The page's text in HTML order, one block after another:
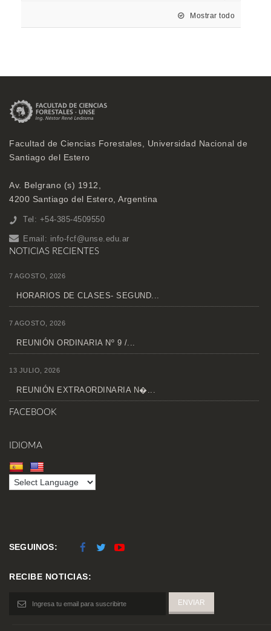
Mostrar todo
Facultad de Ciencias Forestales, Universidad Nacional de
Santiago del Estero
Av. Belgrano (s) 1912,
4200 Santiago del Estero, Argentina
Tel: +54-385-4509550
Email: info-fcf@unse.edu.ar
NOTICIAS RECIENTES
7 AGOSTO, 2026
HORARIOS DE CLASES- SEGUND...
7 AGOSTO, 2026
REUNIÓN ORDINARIA Nº 9 /...
13 JULIO, 2026
REUNIÓN EXTRAORDINARIA N�...
FACEBOOK
IDIOMA
SEGUINOS:
RECIBE NOTICIAS: